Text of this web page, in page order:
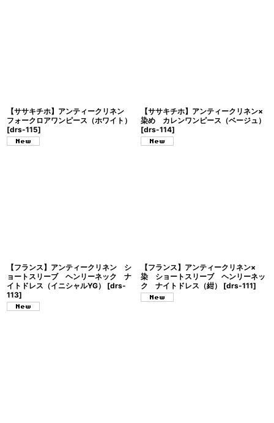
【ササキチホ】アンティークリネン
フォークロアワンピース（ホワイト）
[drs-115]
【ササキチホ】アンティークリネン×
染め カレンワンピース（ベージュ）
[drs-114]
【フランス】アンティークリネン シ
ョートスリーブ ヘンリーネック ナ
イトドレス（イニシャルYG）
[drs-
113]
【フランス】アンティークリネン×
染 ショートスリーブ ヘンリーネッ
ク ナイトドレス（紺）
[drs-111]